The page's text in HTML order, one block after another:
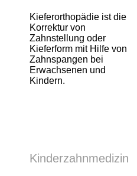
Kieferorthopädie ist die
Korrektur von
Zahnstellung oder
Kieferform mit Hilfe von
Zahnspangen bei
Erwachsenen und
Kindern.
Kinderzahnmedizin